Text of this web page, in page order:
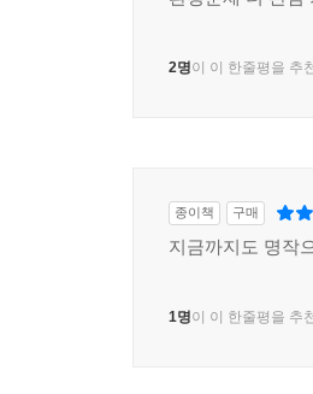
적합한 증인이다. 곤
어떤 증거도 발견하
너그러움을 발휘해,
살충제는 대부분 비
2명이 이 한줄평을 추
종이책 구매
지금까지도 명작
1명이 이 한줄평을 추